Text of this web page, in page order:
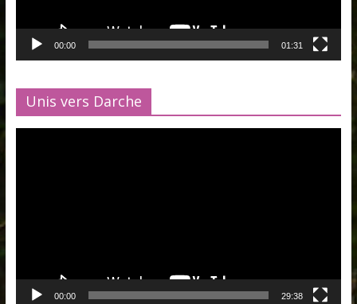
00:00 01:31
Unis vers Darche
00:00 29:38